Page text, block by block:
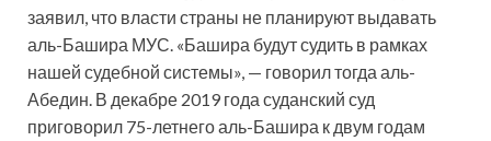
заявил, что власти страны не планируют выдавать
аль-Башира МУС. «Башира будут судить в рамках
нашей судебной системы», — говорил тогда аль-
Абедин. В декабре 2019 года суданский суд
приговорил 75-летнего аль-Башира к двум годам